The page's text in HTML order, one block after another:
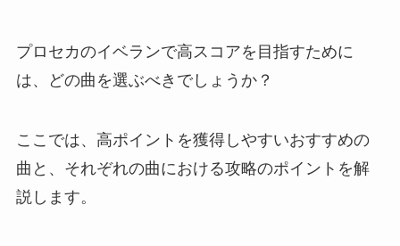
プロセカのイベランで高スコアを目指すために
は、どの曲を選ぶべきでしょうか？
ここでは、高ポイントを獲得しやすいおすすめの
曲と、それぞれの曲における攻略のポイントを解
説します。